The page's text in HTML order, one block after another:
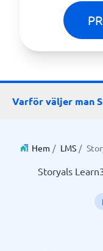
Varför väljer man
Hem / LMS /
Storyals